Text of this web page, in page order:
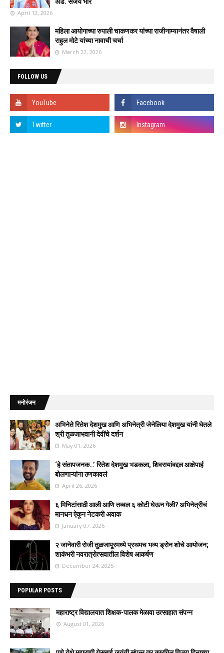
April 12, 2026
महिला आयोगाच्या रुपाली चाकणकर यांच्या राजीनाम्यानंतर वैषाली
राहुल मोटे यांच्या नावाची चर्चा
March 22, 2026
FOLLOW US
मनोरंजन
अभिनेते रितेश देशमुख आणि अभिनेत्री जेनेलिया देशमुख यांनी घेतले
श्री तुळजाभवानी देवींचे दर्शन
May 01, 2026
‘हे संतापजनक…’ रितेश देशमुख भडकला, शिवरायांबद्दल आक्षेपार्ह
बोलणाऱ्यांना ठणकावलं
April 26, 2026
६ मिनिटांसाठी आली आणि तब्बल ६ कोटी घेऊन गेली? अभिनेत्रीचं
मानधन ऐकून नेटकरी अवाक
January 07, 2026
२ जानेवारी रोजी तुळजापूरमध्ये प्रथमच भव्य ड्रोन शोचे आयोजन;
शाकंभरी नवरात्रोत्सवातील विशेष आकर्षण
December 24, 2025
POPULAR POSTS
महाराष्ट्र विद्यालयात शिक्षक-पालक मेळावा उत्साहात संपन्न
August 01, 2026